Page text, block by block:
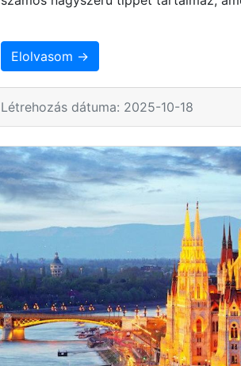
Elolvasom →
Létrehozás dátuma: 2025-10-18